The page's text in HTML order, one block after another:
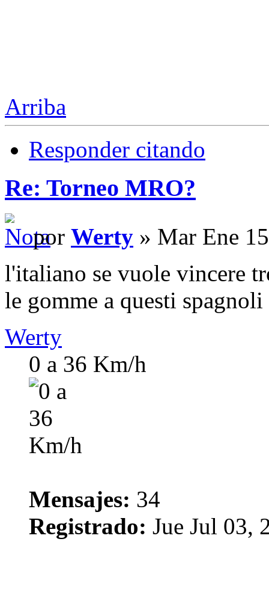
Arriba
Responder citando
Re: Torneo MRO?
por Werty » Mar Ene
l'italiano se vuole vincere
le gomme a questi spagnoli
Werty
0 a 36 Km/h
Mensajes: 34
Registrado: Jue Jul 03,